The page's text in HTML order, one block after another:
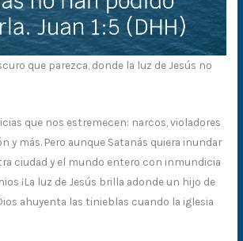
que parezca, donde la luz de Jesús no
que nos estremecen: narcos, violadores
y más. Pero aunque Satanás quiera inundar
ciudad y el mundo entero con inmundicia
¡La luz de Jesús brilla adonde un hijo de
ahuyenta las tinieblas cuando la iglesia